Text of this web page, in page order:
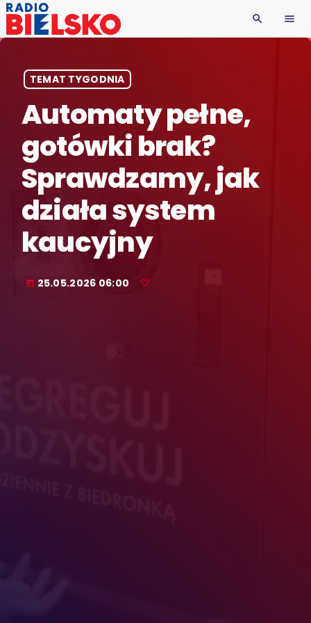
search menu
TEMAT TYGODNIA
Automaty pełne,
gotówki brak?
Sprawdzamy, jak
działa system
kaucyjny
today 25.05.2026 06:00